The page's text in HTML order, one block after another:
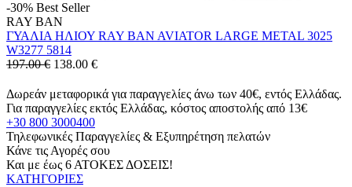
-30% Best Seller
RAY BAN
ΓΥΑΛΙΑ ΗΛΙΟΥ RAY BAN AVIATOR LARGE METAL 3025
W3277 5814
197.00 € 138.00 €
Δωρεάν μεταφορικά για παραγγελίες άνω των 40€, εντός Ελλάδας.
Για παραγγελίες εκτός Ελλάδας, κόστος αποστολής από 13€
+30 800 3000400
Τηλεφωνικές Παραγγελίες & Εξυπηρέτηση πελατών
Κάνε τις Αγορές σου
Και με έως 6 ΑΤΟΚΕΣ ΔΟΣΕΙΣ!
ΚΑΤΗΓΟΡΙΕΣ